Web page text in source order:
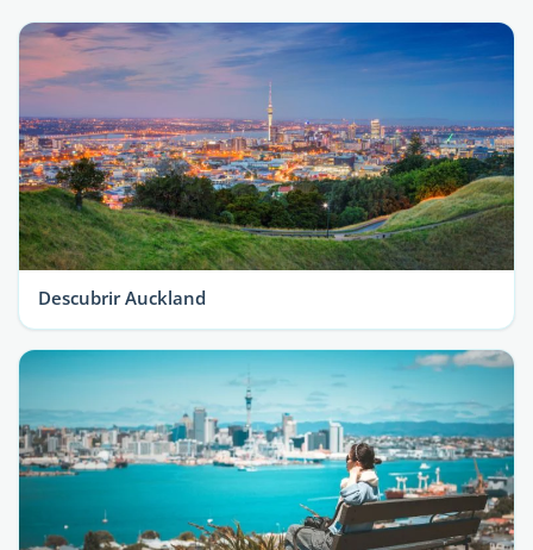
Descubrir Auckland